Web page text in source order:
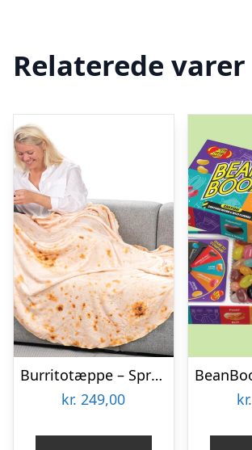
Relaterede varer
Burritotæppe – Spralla
kr. 249,00
kr.